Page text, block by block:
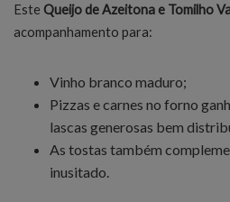
Este Queijo de Azeitona e Tomilho
acompanhamento para:
Vinho branco maduro;
Pizzas e carnes no forno
lascas generosas bem
As tostas também
inusitado.